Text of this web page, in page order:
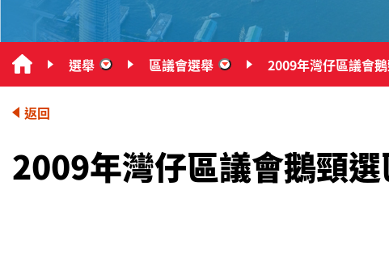
選舉 “選舉”區議會選舉 “區議會選舉”2009年灣仔區議會
返回
2009年灣仔區議會鵝頸